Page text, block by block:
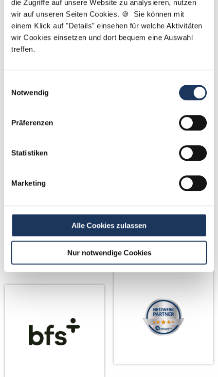
die Zugriffe auf unsere Website zu analysieren, nutzen
wir auf unseren Seiten Cookies. 🍪 Sie können mit
einem Klick auf "Details" einsehen für welche Aktivitäten
wir Cookies einsetzen und dort bequem eine Auswahl
treffen.
Notwendig
Präferenzen
Statistiken
Marketing
Alle Cookies zulassen
Nur notwendige Cookies
unsere Stellenangebote: Melden Sie sich einfach!
Jetzt zur kostenlosen Stellenanfrage
Fax: +49 (0) 521 / 911 730 41
Kooperations-
Partner
Netzwerk-Partner